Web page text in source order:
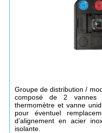
Groupe de distribution /
composé de 2 vannes
thermomètre et vanne
pour éventuel
d’alignement en acier
isolante.